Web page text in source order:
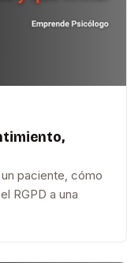
paciente, cómo
RGPD a una